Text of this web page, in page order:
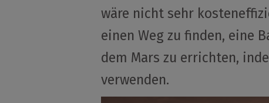
wäre nicht sehr
einen Weg zu finden, eine
dem Mars zu errichten,
verwenden.